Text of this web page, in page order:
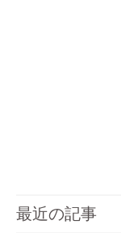
最近の記事